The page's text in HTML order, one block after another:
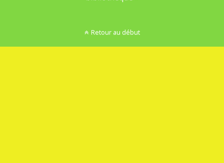
Retour au début